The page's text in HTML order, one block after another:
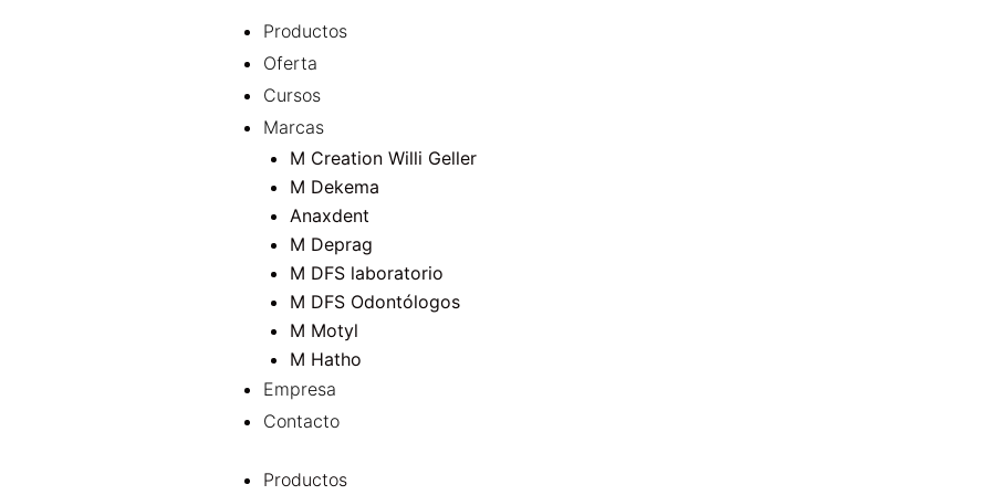
Productos
Oferta
Cursos
Marcas
M Creation Willi Geller
M Dekema
Anaxdent
M Deprag
M DFS laboratorio
M DFS Odontólogos
M Motyl
M Hatho
Empresa
Contacto
Menu
Productos